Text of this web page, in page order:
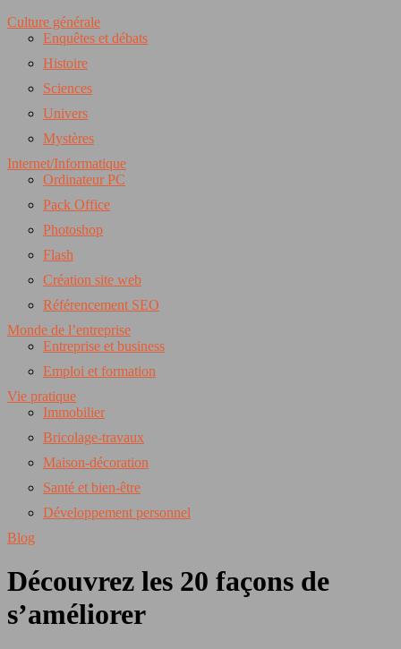
Culture générale
Enquêtes et débats
Histoire
Sciences
Univers
Mystères
Internet/Informatique
Ordinateur PC
Pack Office
Photoshop
Flash
Création site web
Référencement SEO
Monde de l’entreprise
Entreprise et business
Emploi et formation
Vie pratique
Immobilier
Bricolage-travaux
Maison-décoration
Santé et bien-être
Développement personnel
Blog
Découvrez les 20 façons de
s’améliorer